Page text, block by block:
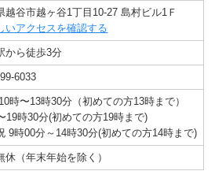
越谷市越ヶ谷1丁目10-27 島村ビル1Ｆ
いアクセスを確認する
から徒歩3分
6033
時〜13時30分（初めての方13時まで）
19時30分(初めての方19時まで)
9時00分～14時30分(初めての方14時まで)
休（年末年始を除く）